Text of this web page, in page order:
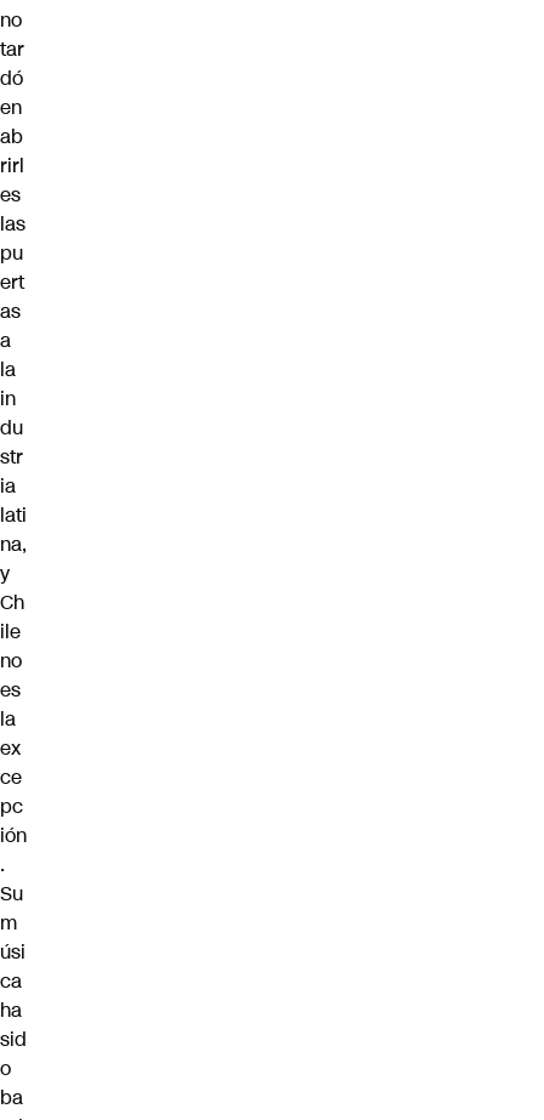
no
tar
dó
en
ab
rirl
es
las
pu
ert
as
a
la
in
du
str
ia
lati
na,
y
Ch
ile
no
es
la
ex
ce
pc
ión
.
Su
m
úsi
ca
ha
sid
o
ba